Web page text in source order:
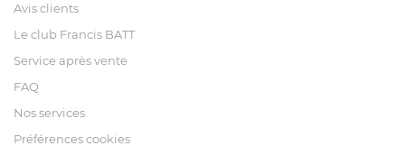
Avis clients
Le club Francis BATT
Service après vente
FAQ
Nos services
Préférences cookies